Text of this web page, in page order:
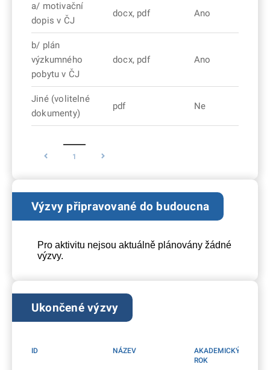
a/ motivační
dopis v ČJ
docx, pdf Ano
b/ plán
výzkumného
pobytu v ČJ
docx, pdf Ano
Jiné (volitelné
dokumenty)
pdf Ne
1
Výzvy připravované do budoucna
Pro aktivitu nejsou aktuálně plánovány žádné
výzvy.
Ukončené výzvy
ID NÁZEV
AKADEMICKÝ
ROK